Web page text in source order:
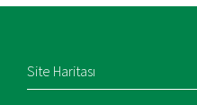
Site Haritası